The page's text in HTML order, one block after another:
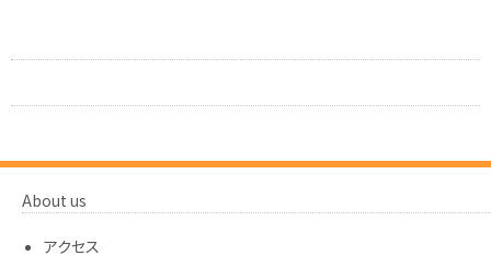
About us
アクセス